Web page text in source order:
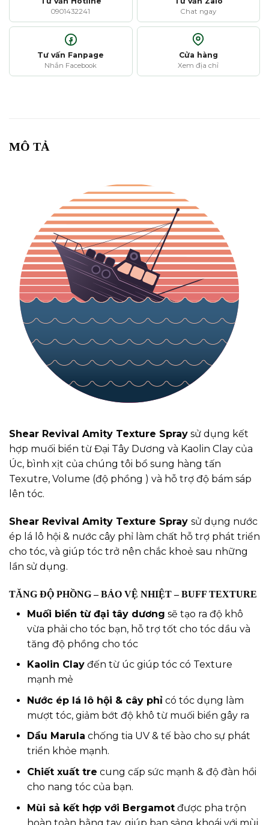
0901432241 Chat ngay
Tư vấn Fanpage
Nhắn Facebook
Cửa hàng
Xem địa chỉ
MÔ TẢ
Shear Revival Amity Texture Spray sử dụng kết
hợp muối biển từ Đại Tây Dương và Kaolin Clay của
Úc, bình xịt của chúng tôi bổ sung hàng tấn
Texutre, Volume (độ phồng ) và hỗ trợ độ bám sáp
lên tóc.
Shear Revival Amity Texture Spray sử dụng nước
ép lá lô hội & nước cây phỉ làm chất hỗ trợ phát triển
cho tóc, và giúp tóc trở nên chắc khoẻ sau những
lần sử dụng.
TĂNG ĐỘ PHỒNG – BẢO VỆ NHIỆT – BUFF TEXTURE
Muối biển từ đại tây dương sẽ tạo ra độ khô
vừa phải cho tóc bạn, hỗ trợ tốt cho tóc dầu và
tăng độ phồng cho tóc
Kaolin Clay đến từ úc giúp tóc có Texture
mạnh mẻ
Nước ép lá lô hội & cây phỉ có tóc dụng làm
mượt tóc, giảm bớt độ khô từ muối biển gây ra
Dầu Marula chống tia UV & tế bào cho sự phát
triển khỏe mạnh.
Chiết xuất tre cung cấp sức mạnh & độ đàn hồi
cho nang tóc của bạn.
Mùi sả kết hợp với Bergamot được pha trộn
hoàn toàn bằng tay, giúp bạn sảng khoái với mùi